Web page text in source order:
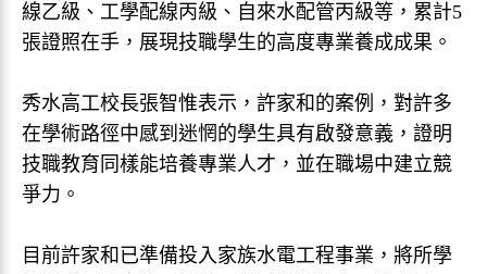
線乙級、工學配線丙級、自來水配管丙級等，累計5
張證照在手，展現技職學生的高度專業養成成果。
秀水高工校長張智惟表示，許家和的案例，對許多
在學術路徑中感到迷惘的學生具有啟發意義，證明
技職教育同樣能培養專業人才，並在職場中建立競
爭力。
目前許家和已準備投入家族水電工程事業，將所學